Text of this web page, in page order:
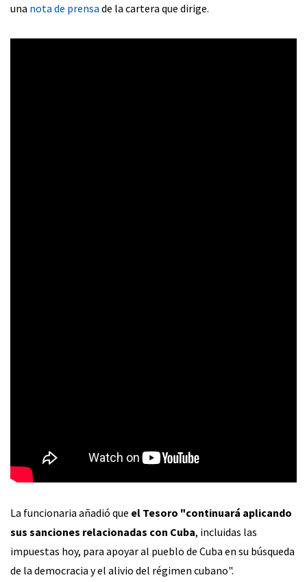
una nota de prensa de la cartera que dirige.
La funcionaria añadió que el Tesoro "continuará aplicando
sus sanciones relacionadas con Cuba, incluidas las
impuestas hoy, para apoyar al pueblo de Cuba en su búsqueda
de la democracia y el alivio del régimen cubano".